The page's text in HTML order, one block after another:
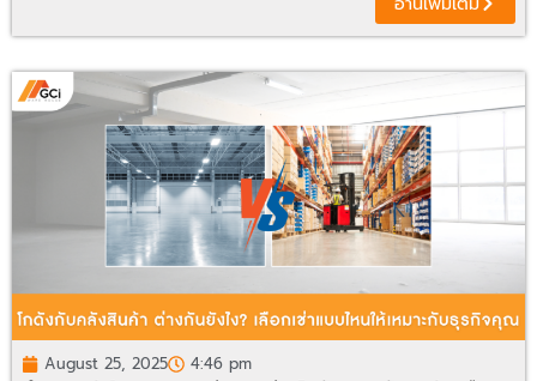
August 25, 2025 4:46 pm